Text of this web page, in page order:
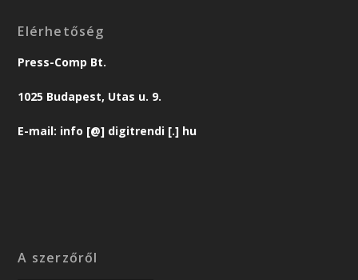
Elérhetőség
Press-Comp Bt.
1025 Budapest, Utas u. 9.
E-mail: info [@] digitrendi [.] hu
A szerzőről